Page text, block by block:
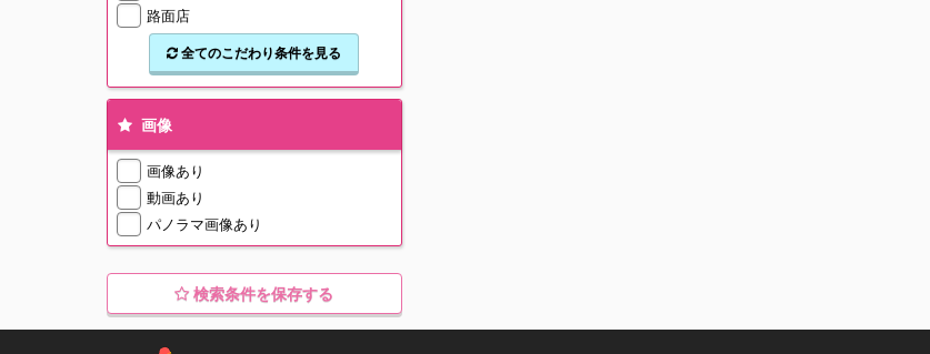
路面店
全てのこだわり条件を見る
画像
画像あり
動画あり
パノラマ画像あり
検索条件を保存する